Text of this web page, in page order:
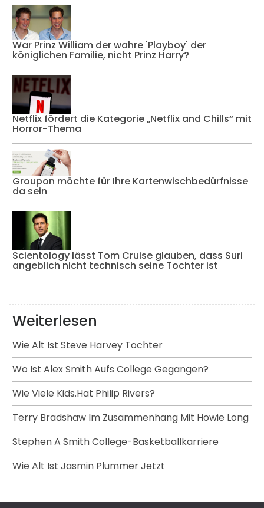
War Prinz William der wahre 'Playboy' der
königlichen Familie, nicht Prinz Harry?
Netflix fördert die Kategorie „Netflix and Chills“ mit
Horror-Thema
Groupon möchte für Ihre Kartenwischbedürfnisse
da sein
Scientology lässt Tom Cruise glauben, dass Suri
angeblich nicht technisch seine Tochter ist
Weiterlesen
Wie Alt Ist Steve Harvey Tochter
Wo Ist Alex Smith Aufs College Gegangen?
Wie Viele Kids.hat Philip Rivers?
Terry Bradshaw Im Zusammenhang Mit Howie Long
Stephen A Smith College-Basketballkarriere
Wie Alt Ist Jasmin Plummer Jetzt